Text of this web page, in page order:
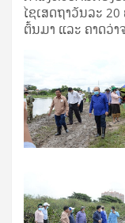
ໄຊເສດຖາວັນລະ
ຕົ້ນມາ ແລະ ຄາດວ່າ